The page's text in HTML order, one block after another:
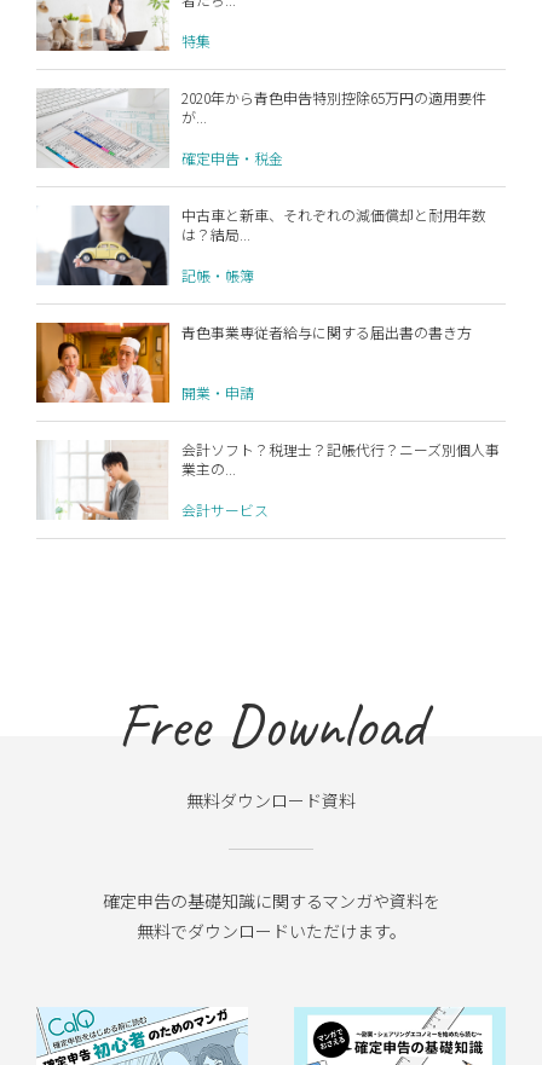
特集
2020年から青色申告特別控除65万円の適用要件
が...
確定申告・税金
中古車と新車、それぞれの減価償却と耐用年数
は？結局...
記帳・帳簿
青色事業専従者給与に関する届出書の書き方
開業・申請
会計ソフト？税理士？記帳代行？ニーズ別個人事
業主の...
会計サービス
Free Download
無料ダウンロード資料
確定申告の基礎知識に関するマンガや資料を
無料でダウンロードいただけます。